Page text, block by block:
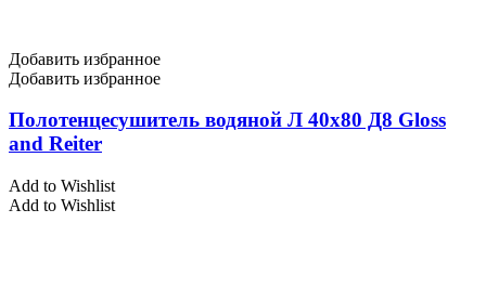
Добавить избранное
Добавить избранное
Полотенцесушитель водяной Л 40х80 Д8 Gloss
and Reiter
Add to Wishlist
Add to Wishlist